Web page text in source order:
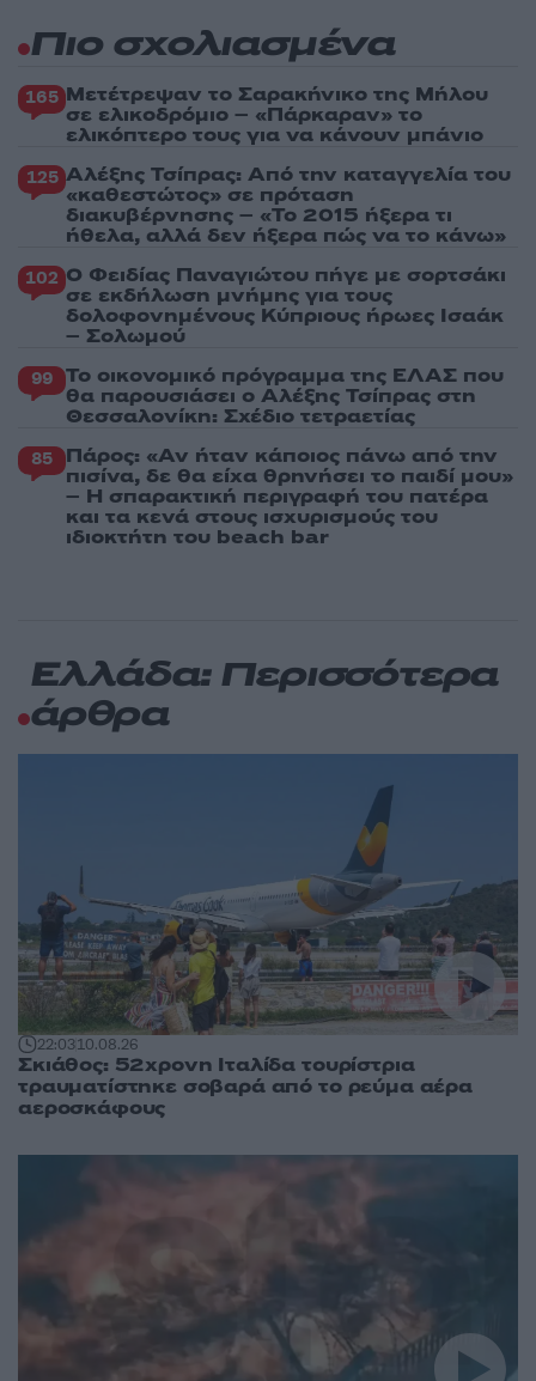
Πιο σχολιασμένα
165 Μετέτρεψαν το Σαρακήνικο της Μήλου
σε ελικοδρόμιο – «Πάρκαραν» το
ελικόπτερο τους για να κάνουν μπάνιο
125 Αλέξης Τσίπρας: Από την καταγγελία του
«καθεστώτος» σε πρόταση
διακυβέρνησης – «Το 2015 ήξερα τι
ήθελα, αλλά δεν ήξερα πώς να το κάνω»
102 Ο Φειδίας Παναγιώτου πήγε με σορτσάκι
σε εκδήλωση μνήμης για τους
δολοφονημένους Κύπριους ήρωες Ισαάκ
– Σολωμού
99 Το οικονομικό πρόγραμμα της ΕΛΑΣ που
θα παρουσιάσει ο Αλέξης Τσίπρας στη
Θεσσαλονίκη: Σχέδιο τετραετίας
85 Πάρος: «Αν ήταν κάποιος πάνω από την
πισίνα, δε θα είχα θρηνήσει το παιδί μου»
– Η σπαρακτική περιγραφή του πατέρα
και τα κενά στους ισχυρισμούς του
ιδιοκτήτη του beach bar
Ελλάδα: Περισσότερα
άρθρα
22:0310.08.26
Σκιάθος: 52χρονη Ιταλίδα τουρίστρια
τραυματίστηκε σοβαρά από το ρεύμα αέρα
αεροσκάφους